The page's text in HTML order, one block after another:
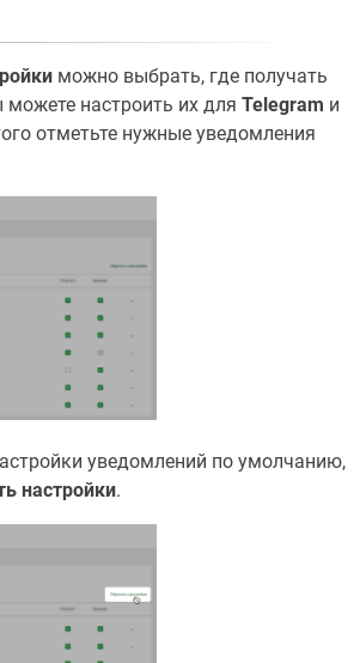
можно выбрать, где получать
настроить их для Telegram и
отметьте нужные уведомления
уведомлений по умолчанию,
настройки.